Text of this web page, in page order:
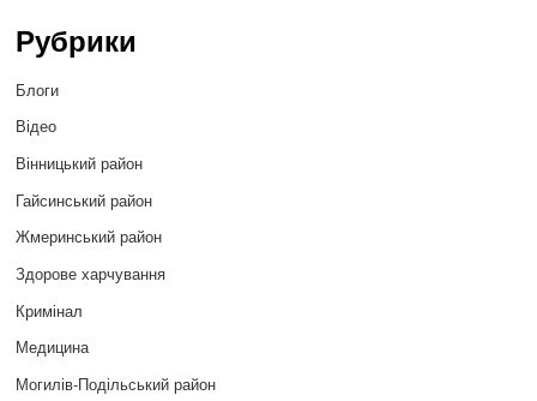
Рубрики
Блоги
Відео
Вінницький район
Гайсинський район
Жмеринський район
Здорове харчування
Кримінал
Медицина
Могилів-Подільський район